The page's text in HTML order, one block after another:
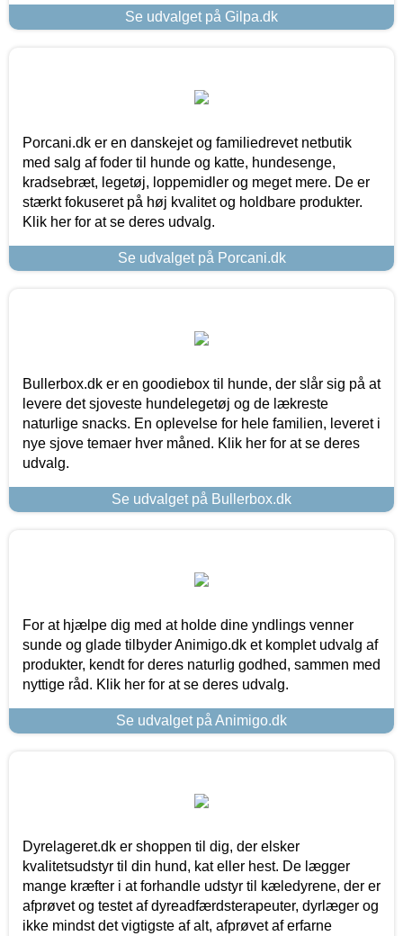
Se udvalget på Gilpa.dk
Porcani.dk er en danskejet og familiedrevet netbutik
med salg af foder til hunde og katte, hundesenge,
kradsebræt, legetøj, loppemidler og meget mere. De er
stærkt fokuseret på høj kvalitet og holdbare produkter.
Klik her for at se deres udvalg.
Se udvalget på Porcani.dk
Bullerbox.dk er en goodiebox til hunde, der slår sig på at
levere det sjoveste hundelegetøj og de lækreste
naturlige snacks. En oplevelse for hele familien, leveret i
nye sjove temaer hver måned. Klik her for at se deres
udvalg.
Se udvalget på Bullerbox.dk
For at hjælpe dig med at holde dine yndlings venner
sunde og glade tilbyder Animigo.dk et komplet udvalg af
produkter, kendt for deres naturlig godhed, sammen med
nyttige råd. Klik her for at se deres udvalg.
Se udvalget på Animigo.dk
Dyrelageret.dk er shoppen til dig, der elsker
kvalitetsudstyr til din hund, kat eller hest. De lægger
mange kræfter i at forhandle udstyr til kæledyrene, der er
afprøvet og testet af dyreadfærdsterapeuter, dyrlæger og
ikke mindst det vigtigste af alt, afprøvet af erfarne